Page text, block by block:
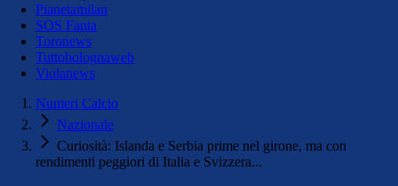
Pianetamilan
SOS Fanta
Toronews
Tuttobolognaweb
Violanews
Numeri Calcio
Nazionale
Curiosità: Islanda e Serbia prime nel girone, ma con
rendimenti peggiori di Italia e Svizzera...